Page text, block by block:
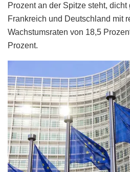
Prozent an der Spitze steht, dicht
Frankreich und Deutschland mit
Wachstumsraten von 18,5
Prozent.